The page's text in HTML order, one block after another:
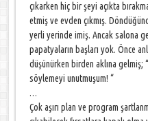
çıkarken hiç bir şeyi açıkta
etmiş ve evden çıkmış.
yerli yerinde imiş. Ancak salona
papatyaların başları yok. Önce
düşünürken birden aklına gelmiş;
söylemeyi unutmuşum! “
…
Çok aşırı plan ve program